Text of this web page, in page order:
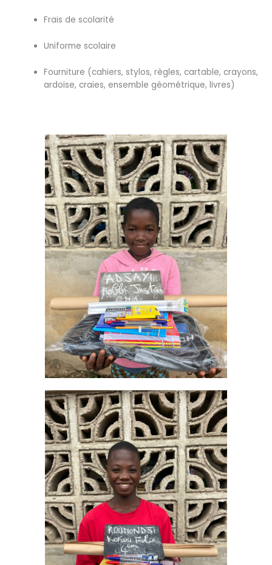
Frais de scolarité
Uniforme scolaire
Fourniture (cahiers, stylos, règles, cartable, crayons,
ardoise, craies, ensemble géométrique, livres)